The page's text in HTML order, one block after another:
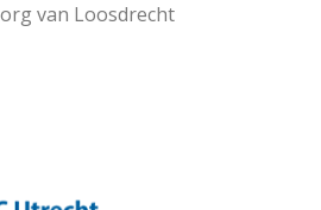
van Loosdrecht